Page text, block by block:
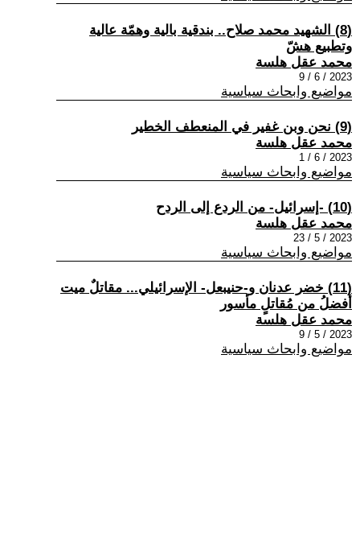
(8) الشهيد محمد صلاح.. بندقية بالية وهمّة عالية
وتطبيع هشّ
محمد عقل هلسة
2023 / 6 / 9
مواضيع وابحاث سياسية
(9) نحن وبن غفير في المنعطف الخطير
محمد عقل هلسة
2023 / 6 / 1
مواضيع وابحاث سياسية
(10) -إسرائيل- من الردع إلى الردح
محمد عقل هلسة
2023 / 5 / 23
مواضيع وابحاث سياسية
(11) خضر عدنان و-حنيبعل- الإسرائيلي... مقاتلٌ ميت
أفضلُ من مُقاتلٍ مأسور
محمد عقل هلسة
2023 / 5 / 9
مواضيع وابحاث سياسية